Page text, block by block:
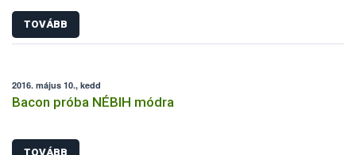
TOVÁBB
2016. május 10., kedd
Bacon próba NÉBIH módra
TOVÁBB